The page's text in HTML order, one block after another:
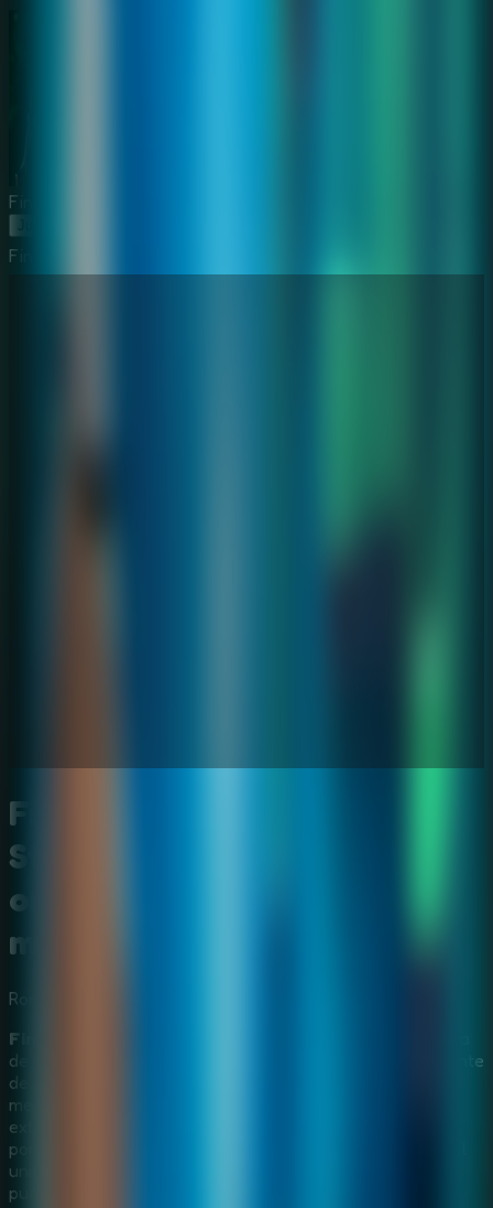
Find Joe: Secret of The Stones
Find Joe: Secret of The Stones
Find Joe: Secret of The
Stones - Juego de escape
online con misterio de
meteoritos
Rompecabezas
Find Joe: Secret of The Stones
de escape y misterio junto a Margaret, una joven estudiante
de ciencias que empieza a investigar después de que un
meteorito cae sobre su ciudad. Recorre escenarios
extraños, busca objetos ocultos, reúne pistas y descubre
por qué unas piedras misteriosas están conectadas con el
universo de Find Joe: Unsolved Mystery. Es una buena
puerta de entrada para nuevos jugadores y también